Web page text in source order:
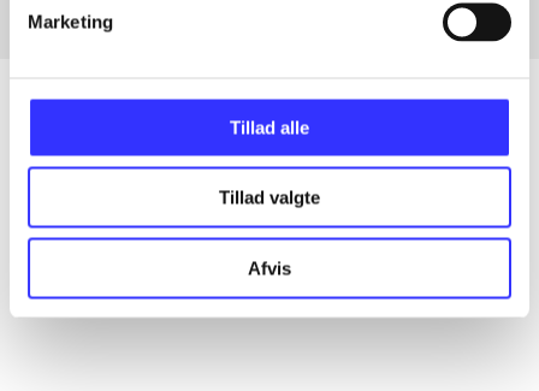
Marketing
Tillad alle
Tillad valgte
Afvis
Artikler
Alle registrerede artikler fordelt på udgivelser